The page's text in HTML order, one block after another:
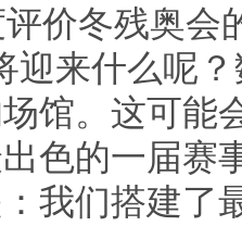
价冬残奥会
迎来什么呢
馆。这可能
色的一届赛
我们搭建了